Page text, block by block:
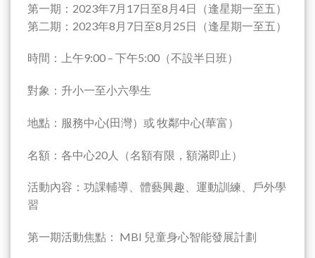
第一期：2023年7月17日至8月4日（逢星期一至五）
第二期：2023年8月7日至8月25日（逢星期一至五）
時間：上午9:00 – 下午5:00（不設半日班）
對象：升小一至小六學生
地點：服務中心(田灣）或 牧鄰中心(華富）
名額：各中心20人（名額有限，額滿即止）
活動內容：功課輔導、體藝興趣、運動訓練、戶外學
習
第一期活動焦點： MBI 兒童身心智能發展計劃